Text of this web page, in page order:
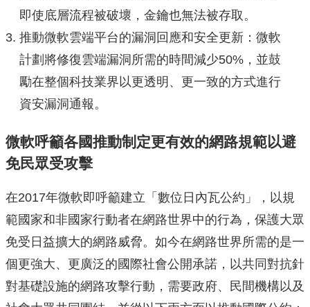
即使底層流程被破壞，金鑰也無法被存取。
推動微軟雲端平台的漏洞回應和安全更新：微軟
計劃將修復雲端漏洞所需的時間減少50%，並鼓
勵在整個科技業界以更透明、更一致的方式進行
資安漏洞通報。
微軟呼籲各國推動制定更有效的網路規範以避
免民眾受攻擊
在2017年微軟即呼籲建立「數位日內瓦公約」，以規
範國家和非國家行動者在網路世界中的行為，保護大眾
免受日益擴大的網路威脅。如今在網路世界所需的是一
個更強大、更廣泛的國際社會公開承諾，以共同對抗針
對基礎設施的網路攻擊行動，需要政府、民間機構以及